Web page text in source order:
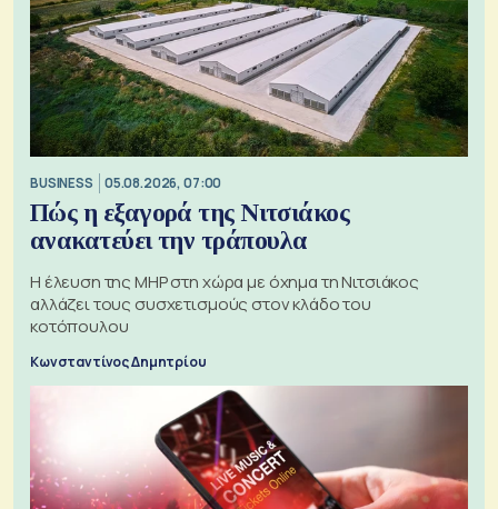
BUSINESS 05.08.2026, 07:00
Πώς η εξαγορά της Νιτσιάκος
ανακατεύει την τράπουλα
H έλευση της MHP στη χώρα με όχημα τη Νιτσιάκος
αλλάζει τους συσχετισμούς στον κλάδο του
κοτόπουλου
Κωνσταντίνος Δημητρίου